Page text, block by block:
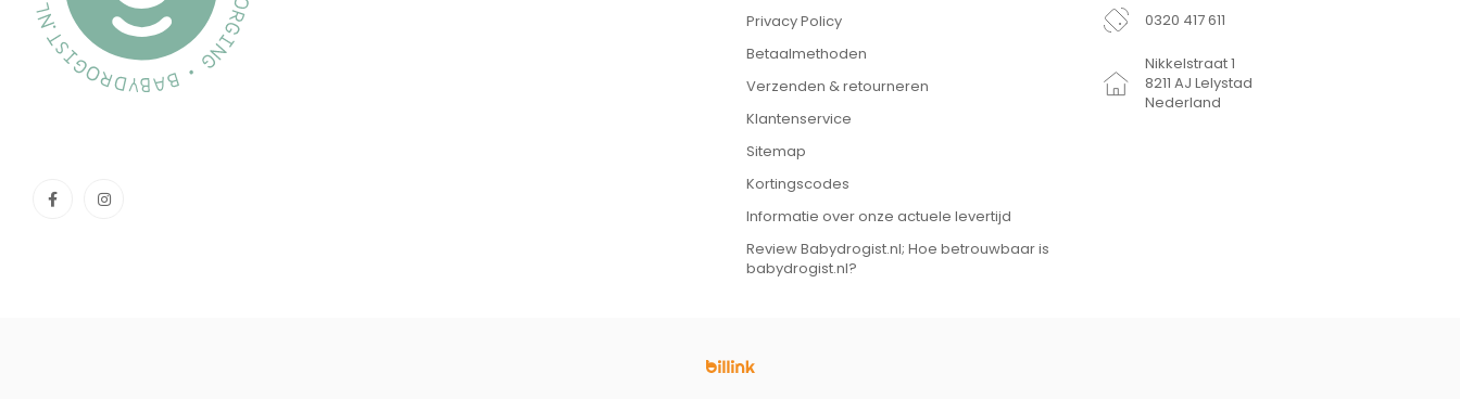
Privacy Policy
Betaalmethoden
Verzenden & retourneren
Klantenservice
Sitemap
Kortingscodes
Informatie over onze actuele levertijd
Review Babydrogist.nl; Hoe betrouwbaar is
babydrogist.nl?
0320 417 611
Nikkelstraat 1
8211 AJ Lelystad
Nederland